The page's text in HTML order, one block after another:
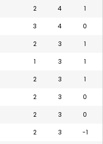
2 4 1
3 4 0
2 3 1
1 3 1
2 3 1
2 3 0
2 3 0
2 3 -1